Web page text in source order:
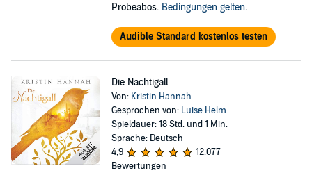
Probeabos. Bedingungen gelten.
Audible Standard kostenlos testen
Die Nachtigall
Von: Kristin Hannah
Gesprochen von: Luise Helm
Spieldauer: 18 Std. und 1 Min.
Sprache: Deutsch
4,9
12.077
Bewertungen